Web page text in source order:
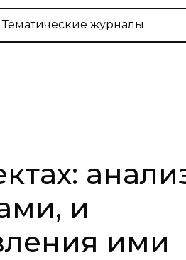
Тематические журналы
и
ими